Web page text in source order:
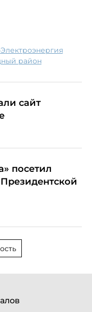
электроэнергия
район
сайт
посетил